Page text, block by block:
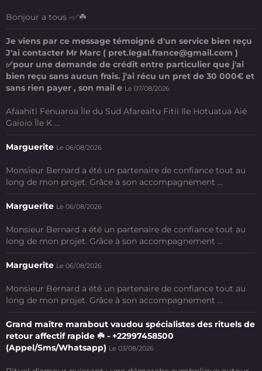
Bonjour a tous -✅☘️
Je viens par ce message témoigné d'un service bien reçu
J'ai contacter Mr Marc ( pret.legal.france@gmail.com )
✅pour une demande de crédit entre particulier que j'ai
bien reçu sans aucun frais. j'ai récu un pret de 30 000€ et
sans rien payer , son mail e Le 07/08/2026
Afaahiti Fenuaroa Île du Sud Afareaitu Fitii Ile Hotuatua Aié
Gaioio Île K ...
Marguerite Le 06/08/2026
Monsieur Bernard a été un partenaire de confiance tout au
long de mon projet. Grâce à son accompagnement ...
Marguerite Le 06/08/2026
Monsieur Bernard a été un partenaire de confiance tout au
long de mon projet. Grâce à son accompagnement ...
Marguerite Le 06/08/2026
Monsieur Bernard a été un partenaire de confiance tout au
long de mon projet. Grâce à son accompagnement ...
Grand maître marabout vaudou spécialistes des rituels de
retour affectif rapide ☘️ - +22997458500
(Appel/Sms/Whatsapp) Le 03/08/2026